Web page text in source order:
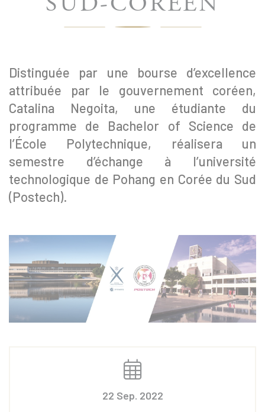
Distinguée par une bourse d’excellence
attribuée par le gouvernement coréen,
Catalina Negoita, une étudiante du
programme de Bachelor of Science de
l’École Polytechnique, réalisera un
semestre d’échange à l’université
technologique de Pohang en Corée du Sud
(Postech).
22 Sep. 2022